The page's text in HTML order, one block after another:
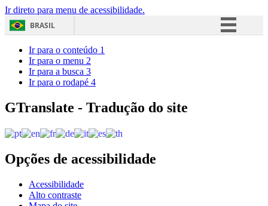
Ir direto para menu de acessibilidade.
BRASIL
Acesso à informação
Ir para o conteúdo 1
Ir para o menu 2
Ir para a busca 3
Ir para o rodapé 4
GTranslate - Tradução do site
Opções de acessibilidade
Acessibilidade
Alto contraste